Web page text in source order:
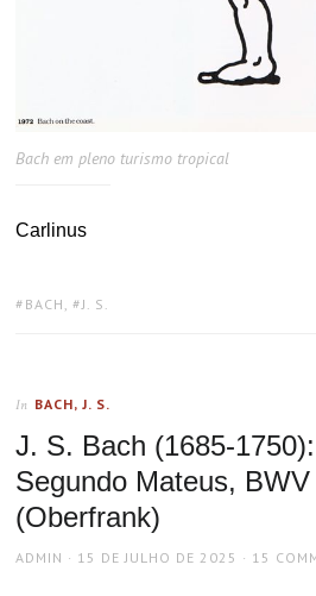
Bach em pleno turismo tropical
Carlinus
TAGS:
BACH , J. S.
In BACH, J. S.
J. S. Bach (1685-
Segundo Mateus,
(Oberfrank)
AUTHOR
ADMIN
POSTED
15 DE JULHO DE 2025 15